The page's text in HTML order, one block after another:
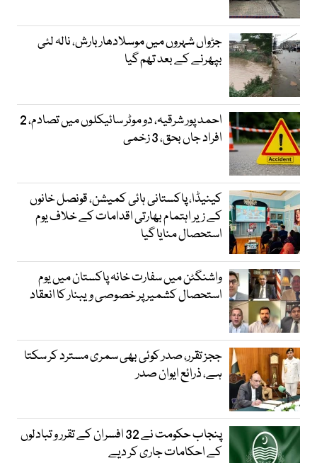
جڑواں شہروں میں موسلادھار بارش، نالہ لئی
بپھرنے کے بعد تھم گیا
احمد پور شرقیہ، دو موٹر سائیکلوں میں تصادم، 2
افراد جاں بحق، 3 زخمی
کینیڈا، پاکستانی ہائی کمیشن، قونصل خانوں
کے زیر اہتمام بھارتی اقدامات کے خلاف یوم
استحصال منایا گیا
واشنگٹن میں سفارت خانہ پاکستان میں یوم
استحصال کشمیر پر خصوصی ویبنار کا انعقاد
ججز تقرر، صدر کوئی بھی سمری مسترد کر سکتا
ہے، ذرائع ایوان صدر
پنجاب حکومت نے 32 افسران کے تقرر و تبادلوں
کے احکامات جاری کر دیے